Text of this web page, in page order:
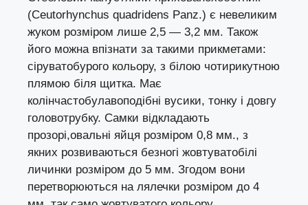
(Ceutorhynchus quadridens Panz.) є невеликим
жуком розміром лише 2,5 — 3,2 мм. Також
його можна впізнати за такими прикметами:
сіруватобурого кольору, з білою чотирикутною
плямою біля щитка. Має
колінчастобулавоподібні вусики, тонку і довгу
головотрубку. Самки відкладають
прозорі,овальні яйця розміром 0,8 мм., з
якних розвиваються безногі жовтуватобілі
личинки розміром до 5 мм. Згодом вони
перетворюються на лялечки розміром до 4